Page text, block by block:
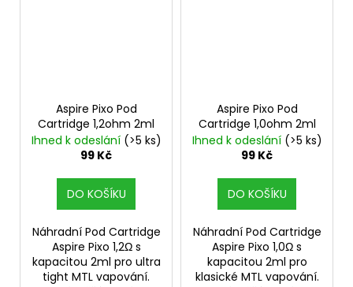
Aspire Pixo Pod
Cartridge 1,2ohm 2ml
Ihned k odeslání (>5 ks)
99 Kč
DO KOŠÍKU
Náhradní Pod Cartridge
Aspire Pixo 1,2Ω s
kapacitou 2ml pro ultra
tight MTL vapování.
Aspire Pixo Pod
Cartridge 1,0ohm 2ml
Ihned k odeslání (>5 ks)
99 Kč
DO KOŠÍKU
Náhradní Pod Cartridge
Aspire Pixo 1,0Ω s
kapacitou 2ml pro
klasické MTL vapování.